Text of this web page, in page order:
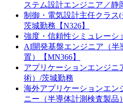
ステム設計エンジニア／静
制御・電気設計主任クラス
茨城勤務【N326】
強度・信頼性シミュレーシ
AI開発基盤エンジニア（半
置）【MN366】
アプリケーションエンジニ
術）/茨城勤務
海外アプリケーションエン
ニー（半導体計測検査製品